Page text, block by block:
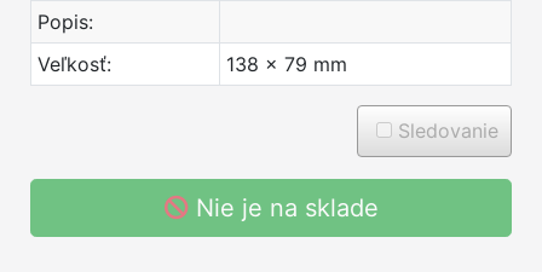
Popis:
Veľkosť:
138 x 79 mm
Sledovanie
Nie je na sklade